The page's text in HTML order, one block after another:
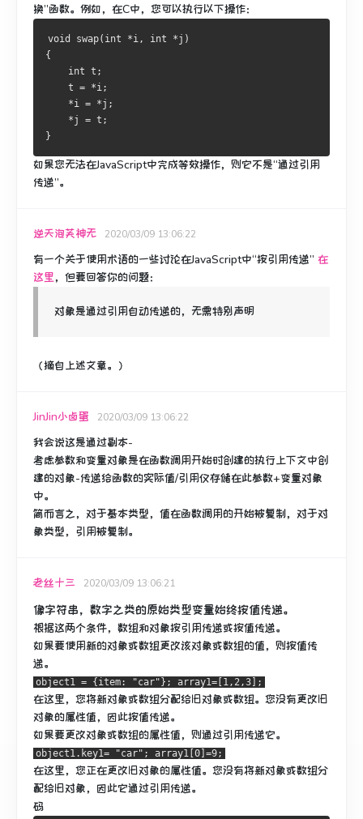
换”函数。 例如，在C中，您可以执行以下操作：
void swap(int *i, int *j)
{
    int t;
    t = *i;
    *i = *j;
    *j = t;
}
如果您无法在JavaScript中完成等效操作，则它不是“通过引用
传递”。
逆天泡芙神无 2020/03/09 13:06:22
有一个关于使用术语的一些讨论在JavaScript中“按引用传递” 在
这里，但要回答你的问题：
对象是通过引用自动传递的，无需特别声明
（摘自上述文章。）
JinJin小卤蛋 2020/03/09 13:06:22
我会说这是通过副本-
考虑参数和变量对象是在函数调用开始时创建的执行上下文中创
建的对象-传递给函数的实际值/引用仅存储在此参数+变量对象
中。
简而言之，对于基本类型，值在函数调用的开始被复制，对于对
象类型，引用被复制。
老丝十三 2020/03/09 13:06:21
像字符串，数字之类的原始类型变量始终按值传递。
根据这两个条件，数组和对象按引用传递或按值传递。
如果要使用新的对象或数组更改该对象或数组的值，则按值传
递。
object1 = {item: "car"}; array1=[1,2,3];
在这里，您将新对象或数组分配给旧对象或数组。您没有更改旧
对象的属性值，因此按值传递。
如果要更改对象或数组的属性值，则通过引用传递它。
object1.key1= "car"; array1[0]=9;
在这里，您正在更改旧对象的属性值。您没有将新对象或数组分
配给旧对象，因此它通过引用传递。
码